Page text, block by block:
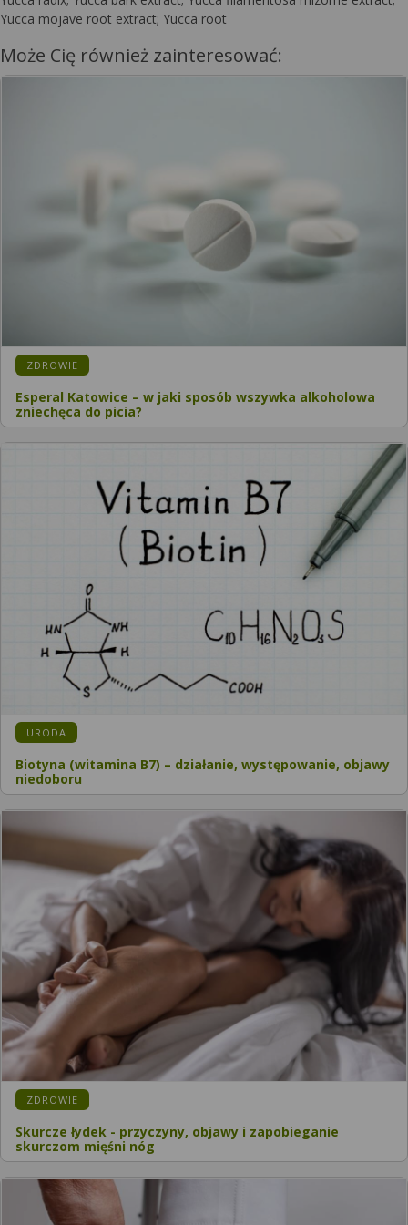
Yucca mojave root extract; Yucca root
Może Cię również zainteresować:
ZDROWIE
Esperal Katowice – w jaki sposób wszywka alkoholowa
zniechęca do picia?
URODA
Biotyna (witamina B7) – działanie, występowanie, objawy
niedoboru
ZDROWIE
Skurcze łydek - przyczyny, objawy i zapobieganie
skurczom mięśni nóg